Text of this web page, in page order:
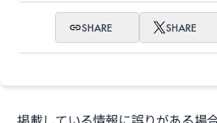
SHARE SHARE